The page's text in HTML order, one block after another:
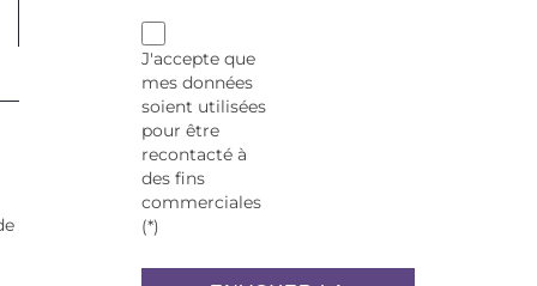
J'accepte que
mes données
soient utilisées
pour être
recontacté à
des fins
commerciales
(*)